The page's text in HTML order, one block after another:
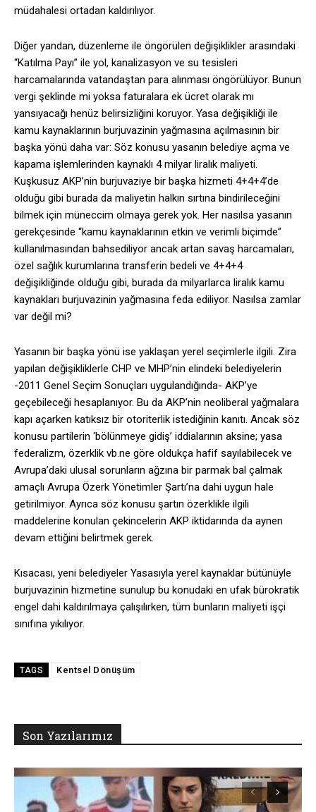
müdahalesi ortadan kaldırılıyor.
Diğer yandan, düzenleme ile öngörülen değişiklikler arasındaki
“Katılma Payı” ile yol, kanalizasyon ve su tesisleri
harcamalarında vatandaştan para alınması öngörülüyor. Bunun
vergi şeklinde mi yoksa faturalara ek ücret olarak mı
yansıyacağı henüz belirsizliğini koruyor. Yasa değişikliği ile
kamu kaynaklarının burjuvazinin yağmasına açılmasının bir
başka yönü daha var: Söz konusu yasanın belediye açma ve
kapama işlemlerinden kaynaklı 4 milyar liralık maliyeti.
Kuşkusuz AKP’nin burjuvaziye bir başka hizmeti 4+4+4’de
olduğu gibi burada da maliyetin halkın sırtına bindirileceğini
bilmek için müneccim olmaya gerek yok. Her nasılsa yasanın
gerekçesinde “kamu kaynaklarının etkin ve verimli biçimde”
kullanılmasından bahsediliyor ancak artan savaş harcamaları,
özel sağlık kurumlarına transferin bedeli ve 4+4+4
değişikliğinde olduğu gibi, burada da milyarlarca liralık kamu
kaynakları burjuvazinin yağmasına feda ediliyor. Nasılsa zamlar
var değil mi?
Yasanın bir başka yönü ise yaklaşan yerel seçimlerle ilgili. Zira
yapılan değişikliklerle CHP ve MHP’nin elindeki belediyelerin
-2011 Genel Seçim Sonuçları uygulandığında- AKP’ye
geçebileceği hesaplanıyor. Bu da AKP’nin neoliberal yağmalara
kapı açarken katıksız bir otoriterlik istediğinin kanıtı. Ancak söz
konusu partilerin ‘bölünmeye gidiş’ iddialarının aksine; yasa
federalizm, özerklik vb.ne göre oldukça hafif sayılabilecek ve
Avrupa’daki ulusal sorunların ağzına bir parmak bal çalmak
amaçlı Avrupa Özerk Yönetimler Şartı’na dahi uygun hale
getirilmiyor. Ayrıca söz konusu şartın özerklikle ilgili
maddelerine konulan çekincelerin AKP iktidarında da aynen
devam ettiğini belirtmek gerek.
Kısacası, yeni belediyeler Yasasıyla yerel kaynaklar bütünüyle
burjuvazinin hizmetine sunulup bu konudaki en ufak bürokratik
engel dahi kaldırılmaya çalışılırken, tüm bunların maliyeti işçi
sınıfına yıkılıyor.
TAGS Kentsel Dönüşüm
Son Yazılarımız